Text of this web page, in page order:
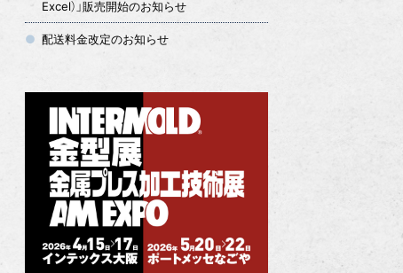
Excel）」販売開始のお知らせ
配送料金改定のお知らせ